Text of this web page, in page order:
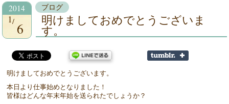
2014
1
6
ブログ
明けましておめでとうございま
す。
明けましておめでとうございます。
本日より仕事始めとなりました！
皆様はどんな年末年始を送られたでしょうか？